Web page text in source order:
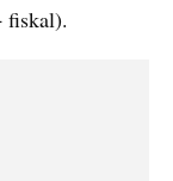
fiskal).